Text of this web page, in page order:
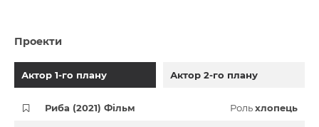
Проекти
Актор 1-го плану Актор 2-го плану
Риба (2021) Фільм Рольхлопець